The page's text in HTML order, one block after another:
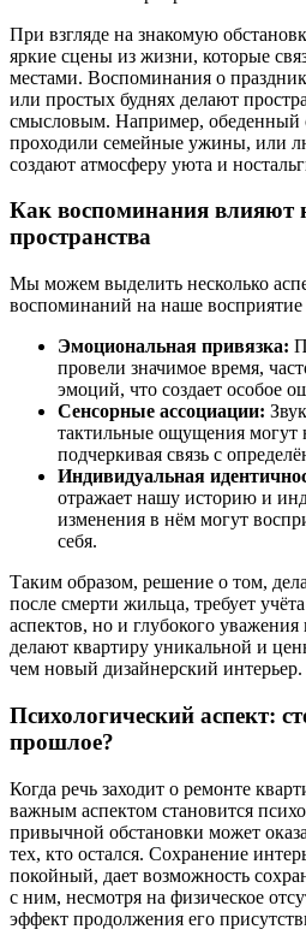
При взгляде на знакомую
яркие сцены из жизни, которые
местами. Воспоминания о
или простых буднях делают
смысловым. Например, обеденный
проходили семейные ужины, или
создают атмосферу уюта и
Как воспоминания влияют
пространства
Мы можем выделить несколько
воспоминаний на наше восприятие
Эмоциональная привязка:
провели значимое время,
эмоций, что создает особое
Сенсорные ассоциации:
тактильные ощущения
подчеркивая связь с
Индивидуальная
отражает нашу историю и
изменения в нём могут
себя.
Таким образом, решение о том,
после смерти жильца, требует
аспектов, но и глубокого
делают квартиру уникальной и
чем новый дизайнерский интерьер.
Психологический аспект:
прошлое?
Когда речь заходит о ремонте
важным аспектом становится
привычной обстановки может
тех, кто остался. Сохранение
покойный, дает возможность
с ним, несмотря на физическое
эффект продолжения его